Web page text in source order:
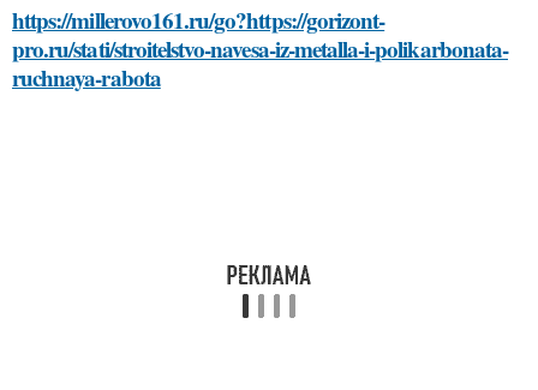
https://millerovo161.ru/go?https://gorizont-
pro.ru/stati/stroitelstvo-navesa-iz-metalla-i-polikarbonata-
ruchnaya-rabota